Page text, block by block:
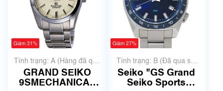
Giảm 31%
Tình trạng: A (Hàng đã qua
sử dụng nhưng rất đẹp,
không có xước)
GRAND SEIKO
9SMECHANICAL
Giảm 27%
Tình trạng: B (Đã qua sử
dụng, hàng đẹp, có chút
xước dăm)
Seiko "GS Grand
Seiko Sports